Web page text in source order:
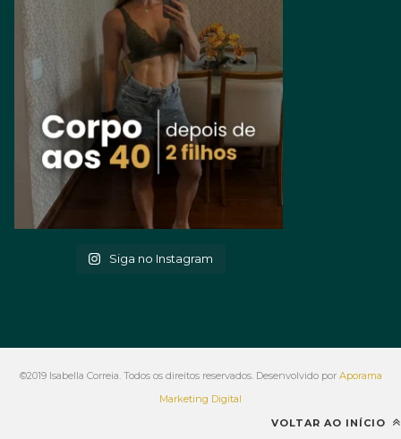
Siga no Instagram
©2019 Isabella Correia. Todos os direitos reservados. Desenvolvido por Aporama
Marketing Digital
VOLTAR AO INÍCIO